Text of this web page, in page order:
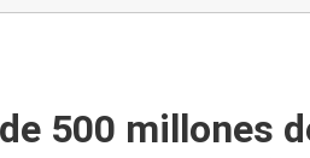
500 millones